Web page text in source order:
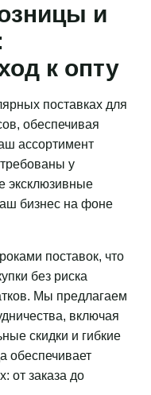
и
к опту
поставках для
обеспечивая
ассортимент
у
эксклюзивные
бизнес на фоне
поставок, что
без риска
Мы предлагаем
включая
скидки и гибкие
обеспечивает
от заказа до